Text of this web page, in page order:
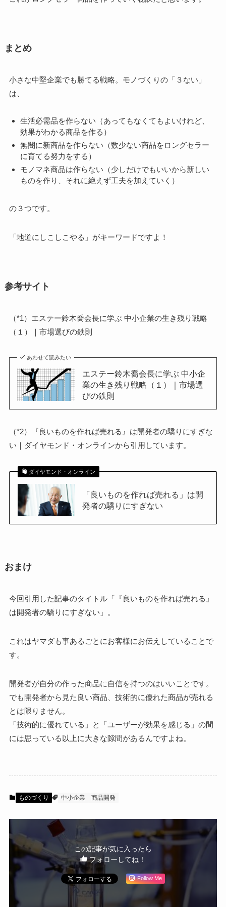
まとめ
小さな中堅企業でも勝てる戦略。モノづくりの「３ない」
は、
生活必需品を作らない（あってもなくてもよいけれど、
効果がわかる商品を作る）
無闇に新商品を作らない （数少ない商品をロングセラー
に育てる努力をする）
モノマネ商品は作らない （少しだけでもいいから新しい
ものを作り、それに絶えず工夫を加えていく）
の３つです。
「地道にしこしこやる」がキーワードですよ！
参考サイト
（*1）エステー鈴木喬会長に学ぶ 中小企業の生き残り戦略
（１）｜市場選びの鉄則
あわせて読みたい
エステー鈴木喬会長に学ぶ 中小企
業の生き残り戦略（１）｜市場選
びの鉄則
（*2）
『良いものを作れば売れる』は開発者の驕りにすぎな
い｜ダイヤモンド・オンラインから引用しています。
ダイヤモンド・オンライン
「良いものを作れば売れる」は開
発者の驕りにすぎない
おまけ
今回引用した記事のタイトル「『良いものを作れば売れる』
は開発者の驕りにすぎない」。
これはヤマダも事あるごとにお客様にお伝えしていることで
す。
開発者が自分の作った商品に自信を持つのはいいことです。
でも開発者から見た良い商品、技術的に優れた商品が売れる
とは限りません。
「技術的に優れている」と「ユーザーが効果を感じる」の間
には思っている以上に大きな隙間があるんですよね。
ものづくり 中小企業 商品開発
この記事が気に入ったら
フォローしてね！
Follow Me